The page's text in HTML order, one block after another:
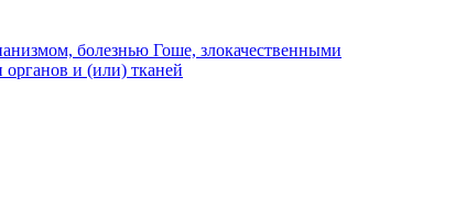
болезнью Гоше, злокачественными
и (или) тканей